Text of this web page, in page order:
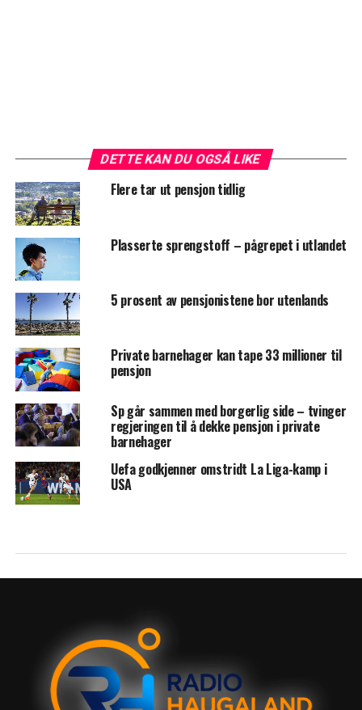
DETTE KAN DU OGSÅ LIKE
Flere tar ut pensjon tidlig
Plasserte sprengstoff – pågrepet i utlandet
5 prosent av pensjonistene bor utenlands
Private barnehager kan tape 33 millioner til
pensjon
Sp går sammen med borgerlig side – tvinger
regjeringen til å dekke pensjon i private
barnehager
Uefa godkjenner omstridt La Liga-kamp i
USA